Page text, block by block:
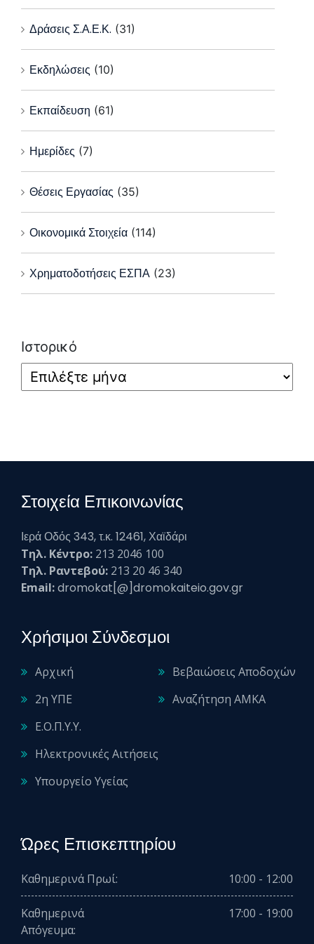
Δράσεις Σ.Α.Ε.Κ. (31)
Εκδηλώσεις (10)
Εκπαίδευση (61)
Ημερίδες (7)
Θέσεις Εργασίας (35)
Οικονομικά Στοιχεία (114)
Χρηματοδοτήσεις ΕΣΠΑ (23)
Ιστορικό
Στοιχεία Επικοινωνίας
Ιερά Οδός 343, τ.κ. 12461, Χαϊδάρι
Τηλ. Κέντρο: 213 2046 100
Τηλ. Ραντεβού: 213 20 46 340
Email:dromokat[@]dromokaiteio.gov.gr
Χρήσιμοι Σύνδεσμοι
Αρχική
2η ΥΠΕ
Ε.Ο.Π.Υ.Υ.
Ηλεκτρονικές Αιτήσεις
Υπουργείο Υγείας
Βεβαιώσεις Αποδοχών
Αναζήτηση ΑΜΚΑ
Ώρες Επισκεπτηρίου
Καθημερινά Πρωί: 10:00 - 12:00
Καθημερινά
Απόγευμα:
17:00 - 19:00